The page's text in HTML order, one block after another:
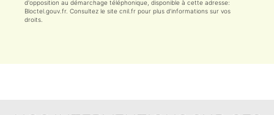
d'opposition au démarchage téléphonique, disponible à cette adresse:
Bloctel.gouv.fr. Consultez le site cnil.fr pour plus d’informations sur vos
droits.